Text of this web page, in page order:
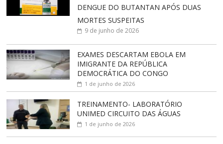
DENGUE DO BUTANTAN APÓS DUAS
MORTES SUSPEITAS
9 de junho de 2026
EXAMES DESCARTAM EBOLA EM
IMIGRANTE DA REPÚBLICA
DEMOCRÁTICA DO CONGO
1 de junho de 2026
TREINAMENTO- LABORATÓRIO
UNIMED CIRCUITO DAS ÁGUAS
1 de junho de 2026